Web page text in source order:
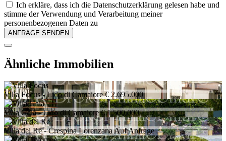
Ich erkläre, dass ich die Datenschutzerklärung gelesen habe und
stimme der Verwendung und Verarbeitung meiner
personenbezogenen Daten zu
Ähnliche Immobilien
Villa Focus- Lido di Camaiore € 2.695.000
Villa Gaia- Lido di Camaiore € 1.500.000
Villa del Re- Crespina LorenzanaAuf Anfrage